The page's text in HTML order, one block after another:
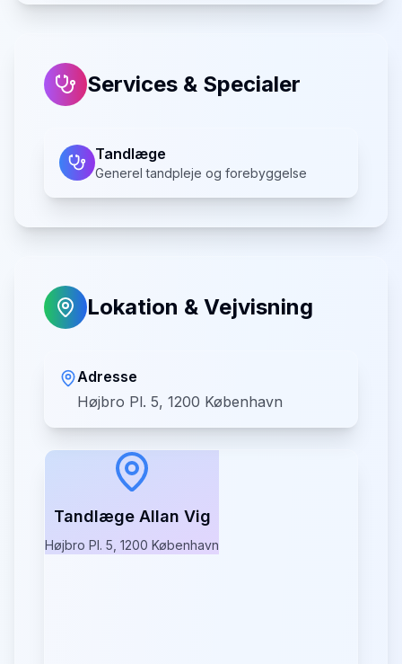
Services & Specialer
Tandlæge
Generel tandpleje og forebyggelse
Lokation & Vejvisning
Adresse
Højbro Pl. 5, 1200 København
Tandlæge Allan Vig
Højbro Pl. 5, 1200 København